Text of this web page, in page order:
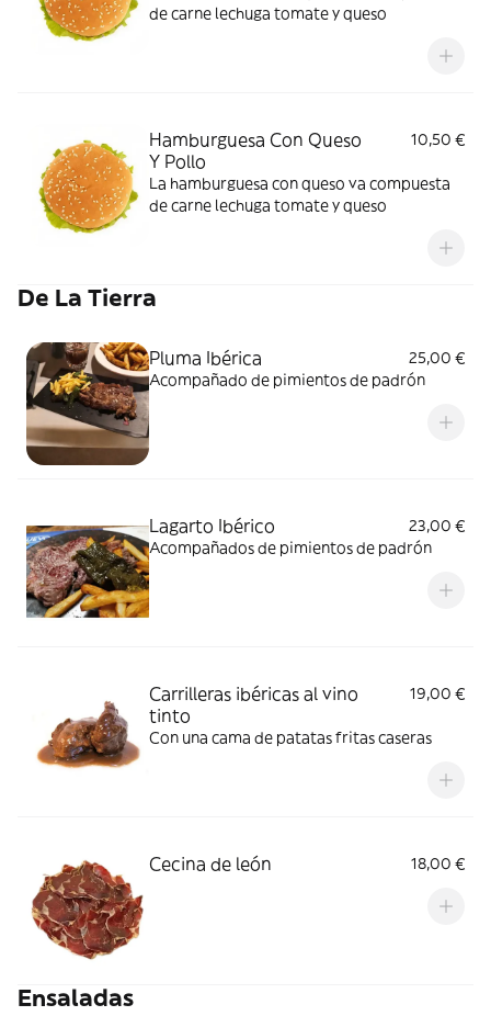
de carne lechuga tomate y queso
Hamburguesa Con Queso
Y Pollo
10,50 €
La hamburguesa con queso va compuesta
de carne lechuga tomate y queso
De La Tierra
Pluma Ibérica
25,00 €
Acompañado de pimientos de padrón
Lagarto Ibérico
23,00 €
Acompañados de pimientos de padrón
Carrilleras ibéricas al vino
tinto
19,00 €
Con una cama de patatas fritas caseras
Cecina de león 18,00 €
Ensaladas